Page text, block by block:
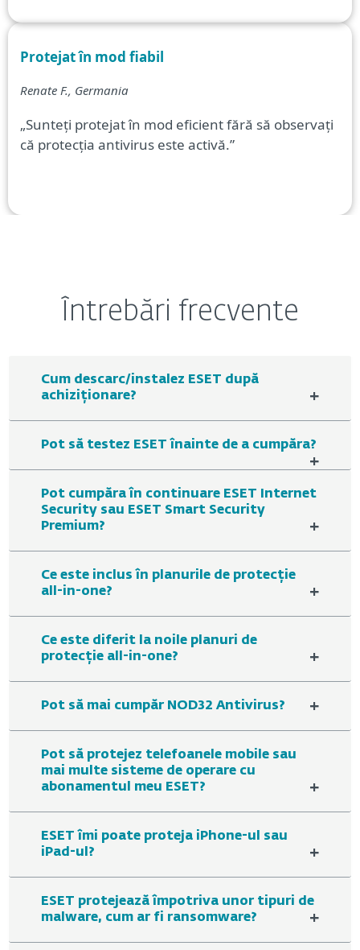
Protejat în mod fiabil
Renate F., Germania
„Sunteți protejat în mod eficient fără să observați
că protecția antivirus este activă.”
Întrebări frecvente
Cum descarc/instalez ESET după
achiziționare?
+
Pot să testez ESET înainte de a cumpăra?
+
Pot cumpăra în continuare ESET Internet
Security sau ESET Smart Security
Premium?
+
Ce este inclus în planurile de protecție
all-in-one?
+
Ce este diferit la noile planuri de
protecție all-in-one?
+
Pot să mai cumpăr NOD32 Antivirus? +
Pot să protejez telefoanele mobile sau
mai multe sisteme de operare cu
abonamentul meu ESET?
+
ESET îmi poate proteja iPhone-ul sau
iPad-ul?
+
ESET protejează împotriva unor tipuri de
malware, cum ar fi ransomware?
+